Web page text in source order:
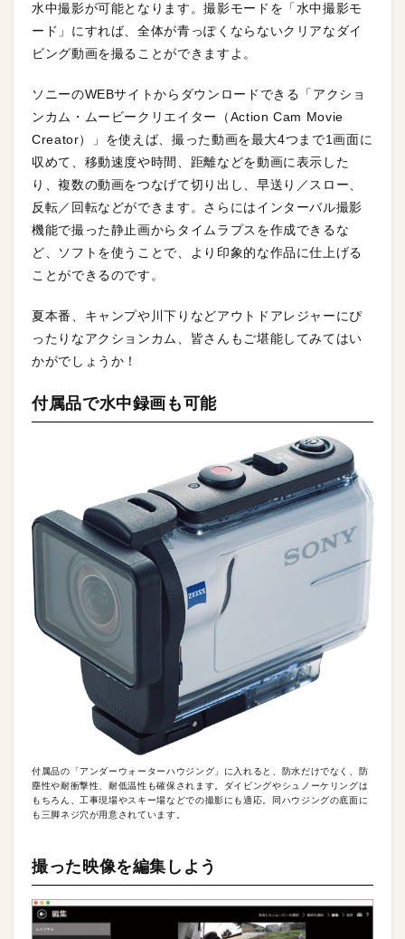
水中撮影が可能となります。撮影モードを「水中撮影モ
ード」にすれば、全体が青っぽくならないクリアなダイ
ビング動画を撮ることができますよ。
ソニーのWEBサイトからダウンロードできる「アクショ
ンカム・ムービークリエイター（Action Cam Movie
Creator）」を使えば、撮った動画を最大4つまで1画面に
収めて、移動速度や時間、距離などを動画に表示した
り、複数の動画をつなげて切り出し、早送り／スロー、
反転／回転などができます。さらにはインターバル撮影
機能で撮った静止画からタイムラプスを作成できるな
ど、ソフトを使うことで、より印象的な作品に仕上げる
ことができるのです。
夏本番、キャンプや川下りなどアウトドアレジャーにぴ
ったりなアクションカム、皆さんもご堪能してみてはい
かがでしょうか！
付属品で水中録画も可能
付属品の「アンダーウォーターハウジング」に入れると、防水だけでなく、防
塵性や耐衝撃性、耐低温性も確保されます。ダイビングやシュノーケリングは
もちろん、工事現場やスキー場などでの撮影にも適応。同ハウジングの底面に
も三脚ネジ穴が用意されています。
撮った映像を編集しよう